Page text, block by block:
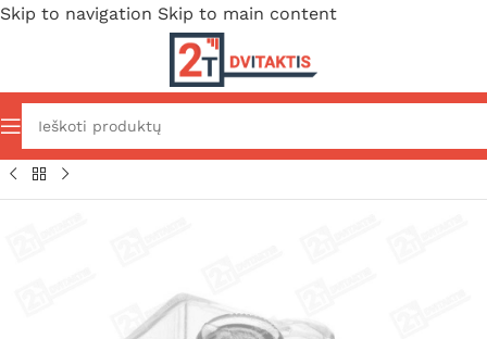
Skip to navigation Skip to main content
dalys/Oro/kuro sistema/Karbiuratorių atsarginės dalys